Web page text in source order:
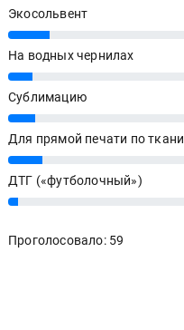
Экосольвент
12%
На водных чернилах
7%
Сублимацию
8%
Для прямой печати по ткани
10%
ДТГ («футболочный»)
3%
Проголосовало: 59